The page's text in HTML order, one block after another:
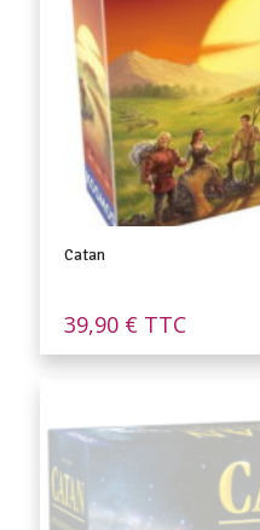
Catan
39,90 € TTC